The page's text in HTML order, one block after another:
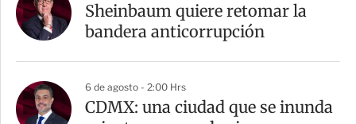
Sheinbaum quiere retomar la
bandera anticorrupción
6 de agosto - 2:00 Hrs
CDMX: una ciudad que se inunda